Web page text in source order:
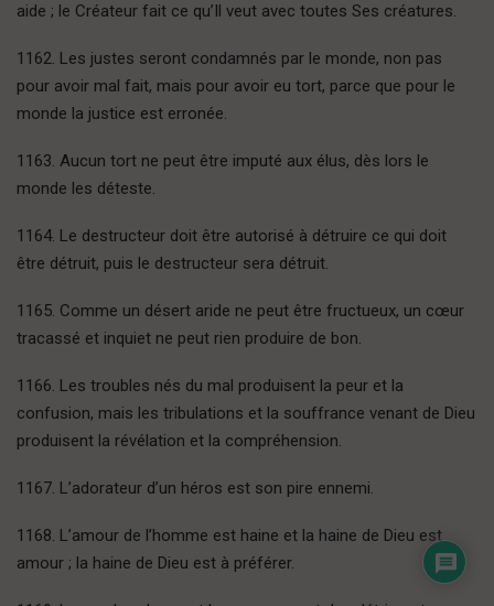
aide ; le Créateur fait ce qu’Il veut avec toutes Ses créatures.
1162. Les justes seront condamnés par le monde, non pas
pour avoir mal fait, mais pour avoir eu tort, parce que pour le
monde la justice est erronée.
1163. Aucun tort ne peut être imputé aux élus, dès lors le
monde les déteste.
1164. Le destructeur doit être autorisé à détruire ce qui doit
être détruit, puis le destructeur sera détruit.
1165. Comme un désert aride ne peut être fructueux, un cœur
tracassé et inquiet ne peut rien produire de bon.
1166. Les troubles nés du mal produisent la peur et la
confusion, mais les tribulations et la souffrance venant de Dieu
produisent la révélation et la compréhension.
1167. L’adorateur d’un héros est son pire ennemi.
1168. L’amour de l’homme est haine et la haine de Dieu est
amour ; la haine de Dieu est à préférer.